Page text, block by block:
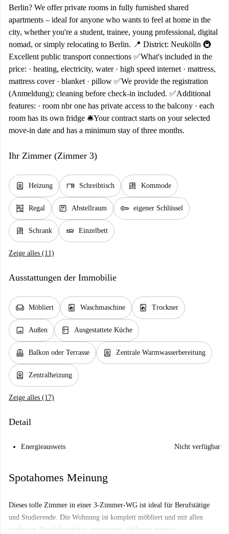
Berlin? We offer private rooms in fully furnished shared
apartments – ideal for anyone who wants to feel at home in the
city, whether you're a student, trainee, young professional, digital
nomad, or simply relocating to Berlin. 📍 District: Neukölln 🚇
Excellent public transport connections ✅What's included in the
price: · heating, electricity, water · high speed internet · mattress,
mattress cover · blanket · pillow ✅We provide the registration
(Anmeldung); cleaning before check-in included. ✅Additional
features: · room nbr one has private access to the balcony · each
room has its own fridge 🛎️Your contract starts on your selected
move-in date and has a minimum stay of three months.
Ihr Zimmer (Zimmer 3)
water_heater Heizung desk Schreibtisch dresser Kommode
shelves Regal package Abstellraum key eigener Schlüssel
dresser Schrank airline_seat_flat Einzelbett
Zeige alles (11)
Ausstattungen der Immobilie
chair Möbliert local_laundry_service Waschmaschine local_laundry_service Trockner
image Außen kitchen Ausgestattete Küche
balcony Balkon oder Terrasse water_heater Zentrale Warmwasserbereitung
water_heater Zentralheizung
Zeige alles (17)
Detail
Energieausweis Nicht verfügbar
Spotahomes Meinung
Dieses tolle Zimmer in einer 3-Zimmer-WG ist ideal für Berufstätige
und Studierende. Die Wohnung ist komplett möbliert und mit allen
wichtigen Haushaltsgeräten ausgestattet, inklusive eigener